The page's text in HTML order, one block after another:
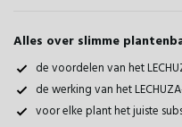
Alles over slimme
de voordelen van het
de werking van het
voor elke plant het juiste